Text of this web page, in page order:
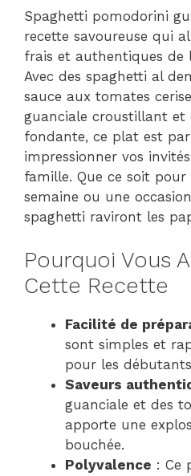
Spaghetti pomodorini
recette savoureuse qui
frais et authentiques de
Avec des spaghetti al
sauce aux tomates
guanciale croustillant et
fondante, ce plat est
impressionner vos
famille. Que ce soit
semaine ou une
spaghetti raviront les
Pourquoi Vous
Cette Recette
Facilité de
sont simples et
pour les
Saveurs
guanciale et des
apporte une
bouchée.
Polyvalence : Ce